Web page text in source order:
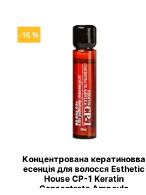
-16 %
Концентрована кератиновва
есенція для волосся Esthetic
House CP-1 Keratin
Concentrate Ampoule